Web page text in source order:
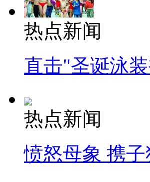
热点新闻
直击"圣诞泳
热点新闻
愤怒母象 携